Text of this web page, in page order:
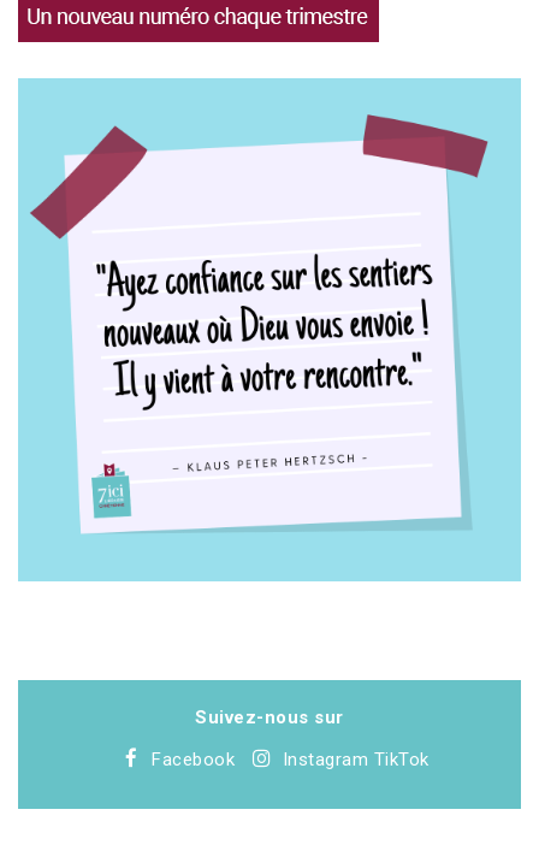
Suivez-nous sur
Facebook
Instagram TikTok